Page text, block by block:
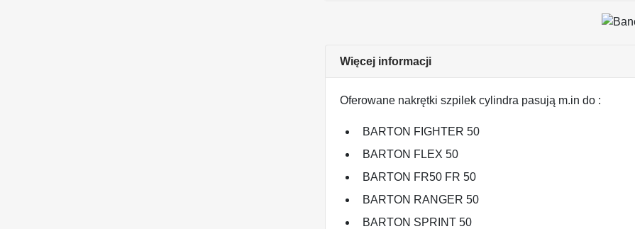
Więcej informacji
Oferowane nakrętki szpilek cylindra pasują m.in do :
BARTON FIGHTER 50
BARTON FLEX 50
BARTON FR50 FR 50
BARTON RANGER 50
BARTON SPRINT 50